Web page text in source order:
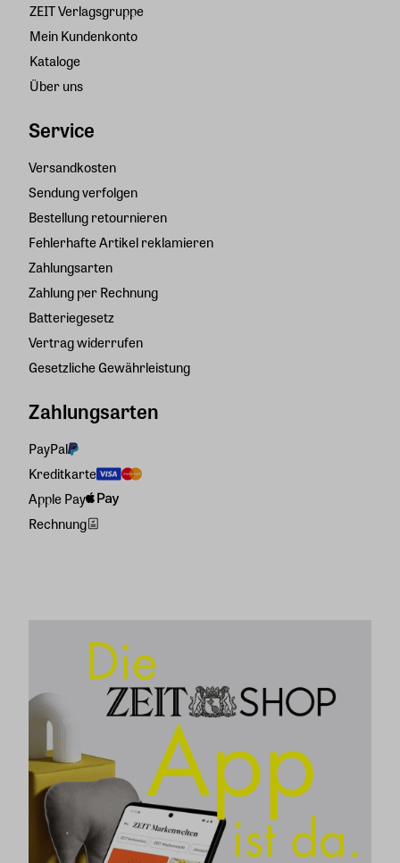
ZEIT Verlagsgruppe
Mein Kundenkonto
Kataloge
Über uns
Service
Versandkosten
Sendung verfolgen
Bestellung retournieren
Fehlerhafte Artikel reklamieren
Zahlungsarten
Zahlung per Rechnung
Batteriegesetz
Vertrag widerrufen
Gesetzliche Gewährleistung
Zahlungsarten
PayPal
Kreditkarte
Apple Pay
Rechnung